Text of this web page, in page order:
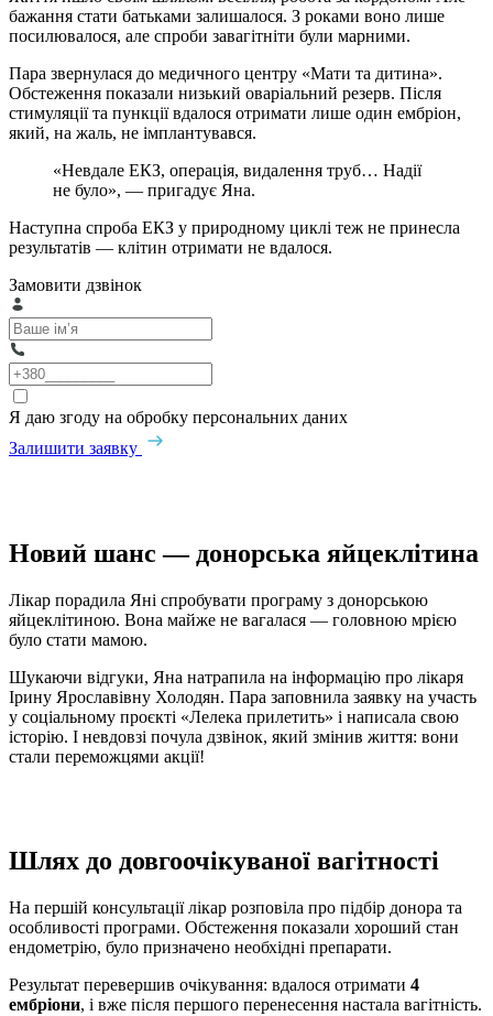
бажання стати батьками залишалося. З роками воно лише
посилювалося, але спроби завагітніти були марними.
Пара звернулася до медичного центру «Мати та дитина».
Обстеження показали низький оваріальний резерв. Після
стимуляції та пункції вдалося отримати лише один ембріон,
який, на жаль, не імплантувався.
«Невдале ЕКЗ, операція, видалення труб… Надії
не було», — пригадує Яна.
Наступна спроба ЕКЗ у природному циклі теж не принесла
результатів — клітин отримати не вдалося.
Замовити дзвінок
Я даю згоду на обробку персональних даних
Залишити заявку
Новий шанс — донорська яйцеклітина
Лікар порадила Яні спробувати програму з донорською
яйцеклітиною. Вона майже не вагалася — головною мрією
було стати мамою.
Шукаючи відгуки, Яна натрапила на інформацію про лікаря
Ірину Ярославівну Холодян. Пара заповнила заявку на участь
у соціальному проєкті «Лелека прилетить» і написала свою
історію. І невдовзі почула дзвінок, який змінив життя: вони
стали переможцями акції!
Шлях до довгоочікуваної вагітності
На першій консультації лікар розповіла про підбір донора та
особливості програми. Обстеження показали хороший стан
ендометрію, було призначено необхідні препарати.
Результат перевершив очікування: вдалося отримати 4
ембріони, і вже після першого перенесення настала вагітність.